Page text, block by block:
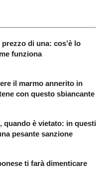
prezzo di una: cos’è lo
funziona
il marmo annerito in
con questo sbiancante
quando è vietato: in questi
pesante sanzione
ti farà dimenticare